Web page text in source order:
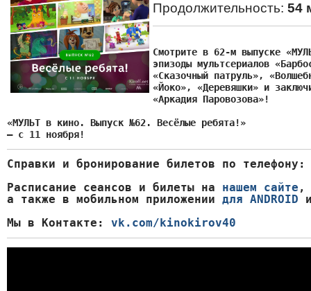
Продолжительность: 54
Смотрите в 62-м выпуске
эпизоды мультсериалов
«Сказочный патруль»,
«Йоко», «Деревяшки» и
«Аркадия Паровозова»!
«МУЛЬТ в кино. Выпуск №62. Весёлые ребята!»
— с 11 ноября!
Справки и бронирование билетов по
Расписание сеансов и билеты на нашем сайте ,
а также в мобильном приложении для ANDROID
Мы в Контакте: vk.com/kinokirov40